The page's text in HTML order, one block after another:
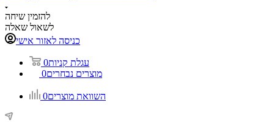
להזמין שיחה
לשאול שאלה
כניסה לאזור אישי
עגלת קניות0
מוצרים נבחרים0
השוואת מוצרים0